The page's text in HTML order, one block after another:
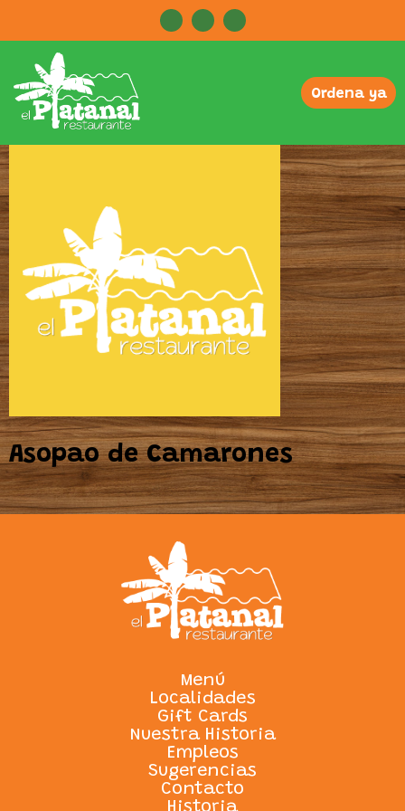
Ordena ya
Asopao de Camarones
Menú
Localidades
Gift Cards
Nuestra Historia
Empleos
Sugerencias
Contacto